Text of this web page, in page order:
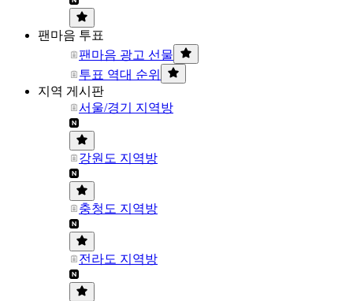
팬마음 투표
팬마음 광고 선물
투표 역대 순위
지역 게시판
서울/경기 지역방
강원도 지역방
충청도 지역방
전라도 지역방